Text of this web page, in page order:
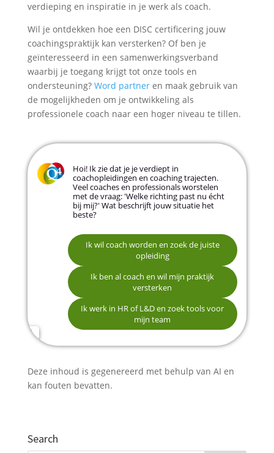
verdieping en inspiratie in je werk als coach.
Wil je ontdekken hoe een DISC certificering jouw
coachingspraktijk kan versterken? Of ben je
geïnteresseerd in een samenwerkingsverband
waarbij je toegang krijgt tot onze tools en
ondersteuning? Word partneren maak gebruik van
de mogelijkheden om je ontwikkeling als
professionele coach naar een hoger niveau te tillen.
Hoi! Ik zie dat je je verdiept in
coachopleidingen en coaching trajecten.
Veel coaches en professionals worstelen
met de vraag: 'Welke richting past nu écht
bij mij?' Wat beschrijft jouw situatie het
beste?
Ik wil coach worden en zoek de juiste
opleiding
Ik ben al coach en wil mijn praktijk
versterken
Ik werk in HR of L&D en zoek tools voor
mijn team
Naam
E-mailadres
Deze inhoud is gegenereerd met behulp van AI en
kan fouten bevatten.
Search